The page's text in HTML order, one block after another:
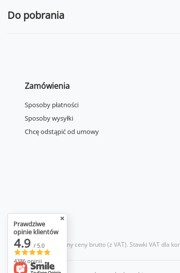
Do pobrania
Zamówienia
Sposoby płatności
Sposoby wysyłki
Chcę odstąpić od umowy
W sklepie prezentujemy ceny brutto (z VAT). Stawki VAT dla
Prawdziwe
opinie klientów
4.9 / 5.0
4386 opinii